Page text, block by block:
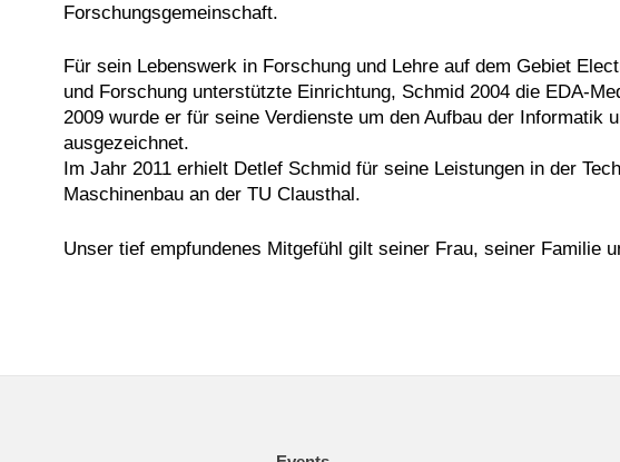
Forschungsgemeinschaft.
Für sein Lebenswerk in Forschung und Lehre auf dem Gebiet
und Forschung unterstützte Einrichtung, Schmid 2004 die EDA-
2009 wurde er für seine Verdienste um den Aufbau der
ausgezeichnet.
Im Jahr 2011 erhielt Detlef Schmid für seine Leistungen in der
Maschinenbau an der TU Clausthal.
Unser tief empfundenes Mitgefühl gilt seiner Frau, seiner Familie